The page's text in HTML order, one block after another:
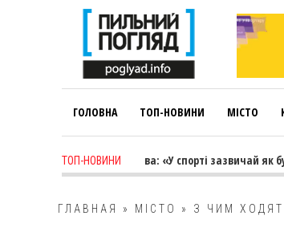
ГОЛОВНА ТОП-НОВИНИ МІСТО
ТОП-НОВИНИ
Лариса Коновалова: «У спорті зазвичай як
ГЛАВНАЯ » МІСТО » З ЧИМ